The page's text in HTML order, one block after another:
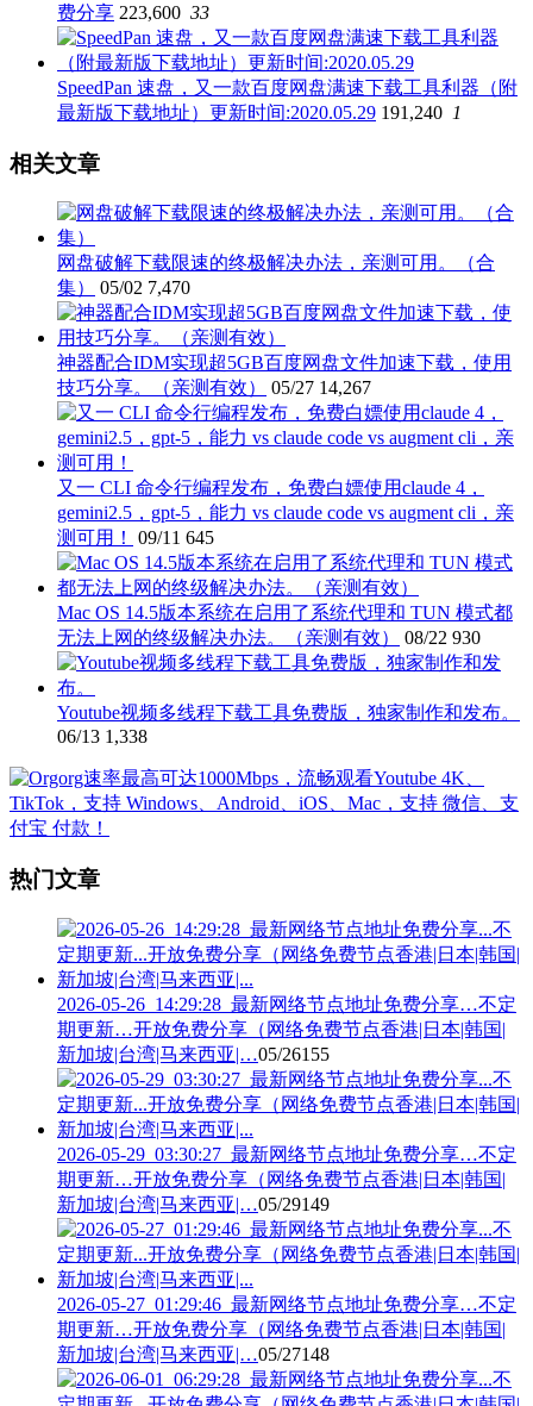
费分享 223,600 33
SpeedPan 速盘，又一款百度网盘满速下载工具利器（附
最新版下载地址）更新时间:2020.05.29 191,240 1
相关文章
网盘破解下载限速的终极解决办法，亲测可用。（合
集）
05/02 7,470
神器配合IDM实现超5GB百度网盘文件加速下载，使用
技巧分享。（亲测有效）
05/27 14,267
又一 CLI 命令行编程发布，免费白嫖使用claude 4，
gemini2.5，gpt-5，能力 vs claude code vs augment cli，亲
测可用！
09/11 645
Mac OS 14.5版本系统在启用了系统代理和 TUN 模式都
无法上网的终级解决办法。（亲测有效）
08/22 930
Youtube视频多线程下载工具免费版，独家制作和发布。
06/13 1,338
热门文章
2026-05-26_14:29:28_最新网络节点地址免费分享…不定
期更新…开放免费分享（网络免费节点香港|日本|韩国|
新加坡|台湾|马来西亚|…05/26155
2026-05-29_03:30:27_最新网络节点地址免费分享…不定
期更新…开放免费分享（网络免费节点香港|日本|韩国|
新加坡|台湾|马来西亚|…05/29149
2026-05-27_01:29:46_最新网络节点地址免费分享…不定
期更新…开放免费分享（网络免费节点香港|日本|韩国|
新加坡|台湾|马来西亚|…05/27148